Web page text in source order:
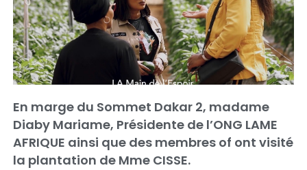
En marge du Sommet Dakar 2, madame
Diaby Mariame, Présidente de l’ONG LAME
AFRIQUE ainsi que des membres of ont visité
la plantation de Mme CISSE.